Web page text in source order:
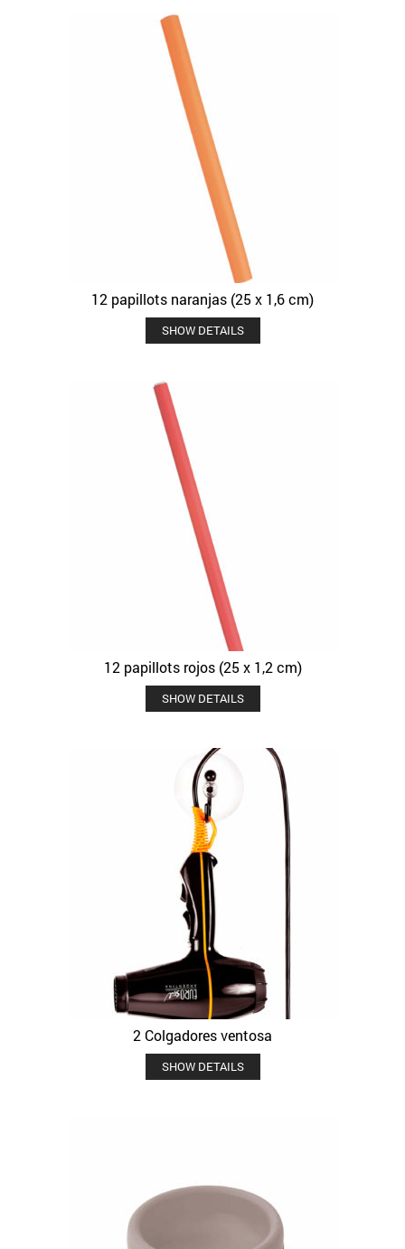
12 papillots naranjas (25 x 1,6 cm)
SHOW DETAILS
12 papillots rojos (25 x 1,2 cm)
SHOW DETAILS
2 Colgadores ventosa
SHOW DETAILS